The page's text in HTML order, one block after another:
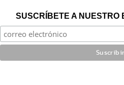
SUSCRÍBETE A NUESTRO